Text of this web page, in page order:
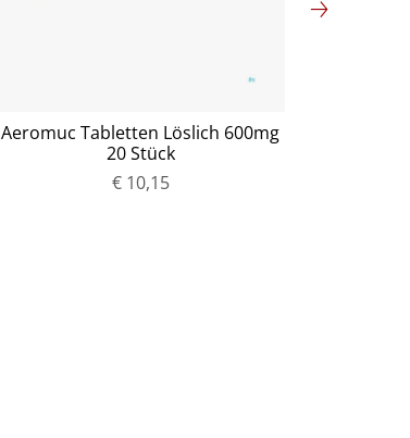
Aeromuc Tabletten Löslich 600mg
20 Stück
€ 10,15
P
r